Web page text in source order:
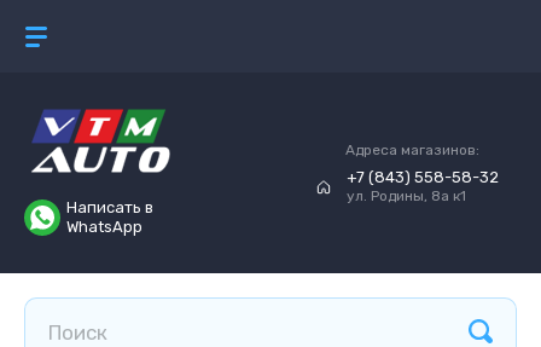
Написать в
WhatsApp
Адреса магазинов:
+7 (843) 558-58-32
ул. Родины, 8а к1